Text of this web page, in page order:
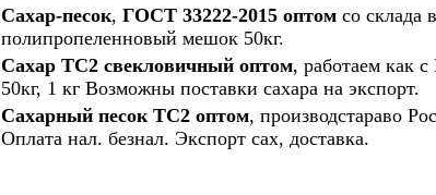
Сахар-песок, ГОСТ 33222-2015 оптом со склада
полипропеленновый мешок 50кг.
Сахар ТС2 свекловичный оптом, работаем как
50кг, 1 кг Возможны поставки сахара на экспорт.
Сахарный песок ТС2 оптом, производстараво
Оплата нал. безнал. Экспорт сах, доставка.